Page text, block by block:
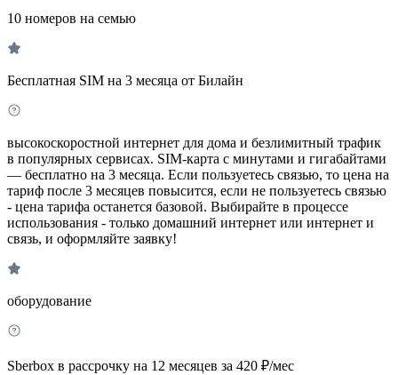
10 номеров на семью
Бесплатная SIM на 3 месяца от Билайн
высокоскоростной интернет для дома и безлимитный трафик
в популярных сервисах. SIM-карта с минутами и гигабайтами
— бесплатно на 3 месяца. Если пользуетесь связью, то цена на
тариф после 3 месяцев повысится, если не пользуетесь связью
- цена тарифа останется базовой. Выбирайте в процессе
использования - только домашний интернет или интернет и
связь, и оформляйте заявку!
оборудование
Sberbox в рассрочку на 12 месяцев за 420 ₽/мес